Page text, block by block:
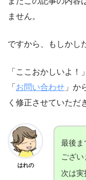
ません。
ですから、もしかし
「ここおかしいよ
「 お問い合わせ 」か
く修正させていただ
はれの
最後ま
ござ
次は実